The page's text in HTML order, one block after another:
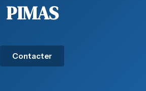
PIMAS
Contacter